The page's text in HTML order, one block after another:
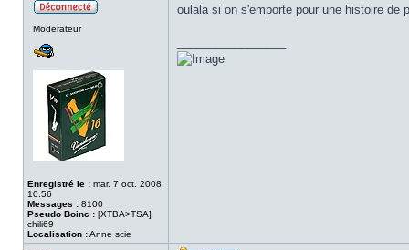
Moderateur
Enregistré le : mar. 7 oct. 2008,
10:56
Messages : 8100
Pseudo Boinc : [XTBA>TSA]
chili69
Localisation :Anne scie
oulala si on s'emporte pour une histoire de